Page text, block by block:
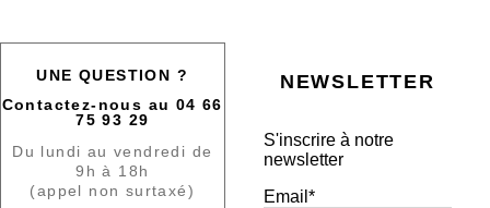
UNE QUESTION ?
Contactez-nous au 04 66
75 93 29
Du lundi au vendredi de
9h à 18h
(appel non surtaxé)
NEWSLETTER
S'inscrire à notre
newsletter
Email*